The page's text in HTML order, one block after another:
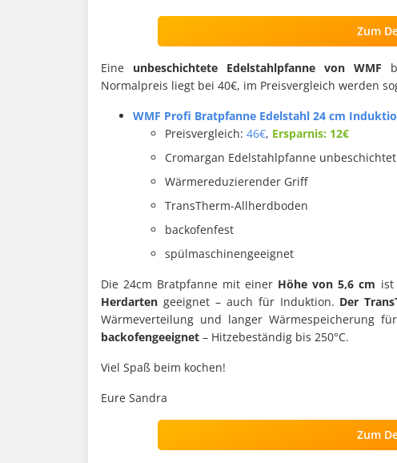
Zum
Eine unbeschichtete Edelstahlpfanne von WMF
Normalpreis liegt bei 40€, im Preisvergleich werden
WMF Profi Bratpfanne Edelstahl 24 cm
Preisvergleich: 46€, Ersparnis: 12€
Cromargan Edelstahlpfanne unbeschichtet
Wärmereduzierender Griff
TransTherm-Allherdboden
backofenfest
spülmaschinengeeignet
Die 24cm Bratpfanne mit einer Höhe von 5,6 cm ist
Herdarten geeignet – auch für Induktion. Der
Wärmeverteilung und langer Wärmespeicherung für
backofengeeignet – Hitzebeständig bis 250°C.
Viel Spaß beim kochen!
Eure Sandra
Zum